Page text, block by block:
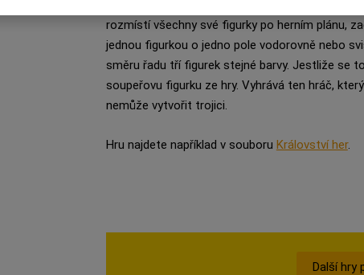
téže barvy však nesmí stát nikdy vedle sebe
rozmístí všechny své figurky po herním plánu,
jednou figurkou o jedno pole vodorovně nebo
směru řadu tří figurek stejné barvy. Jestliže se
soupeřovu figurku ze hry. Vyhrává ten hráč,
nemůže vytvořit trojici.
Hru najdete například v souboru Království her.
Další hry